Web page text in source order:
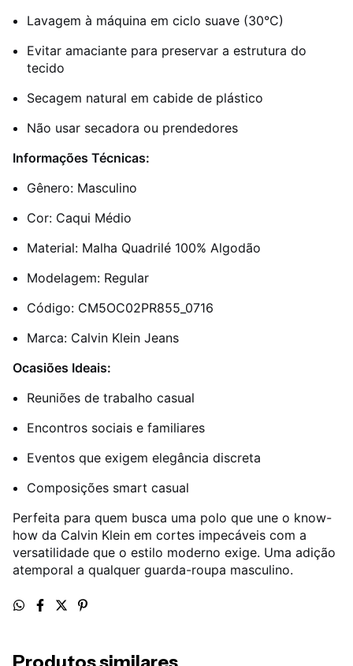
Lavagem à máquina em ciclo suave (30°C)
Evitar amaciante para preservar a estrutura do
tecido
Secagem natural em cabide de plástico
Não usar secadora ou prendedores
Informações Técnicas:
Gênero: Masculino
Cor: Caqui Médio
Material: Malha Quadrilé 100% Algodão
Modelagem: Regular
Código: CM5OC02PR855_0716
Marca: Calvin Klein Jeans
Ocasiões Ideais:
Reuniões de trabalho casual
Encontros sociais e familiares
Eventos que exigem elegância discreta
Composições smart casual
Perfeita para quem busca uma polo que une o know-
how da Calvin Klein em cortes impecáveis com a
versatilidade que o estilo moderno exige. Uma adição
atemporal a qualquer guarda-roupa masculino.